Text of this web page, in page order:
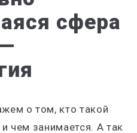
сфера
о том, кто такой
и чем занимается. А так